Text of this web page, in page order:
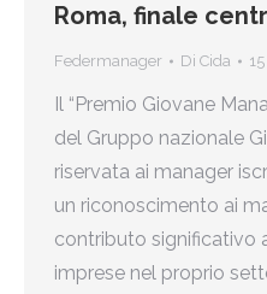
Roma, finale
Federmanager Di Cida
Il “Premio Giovane
del Gruppo nazionale
riservata ai manager
un riconoscimento ai
contributo significativo
imprese nel proprio